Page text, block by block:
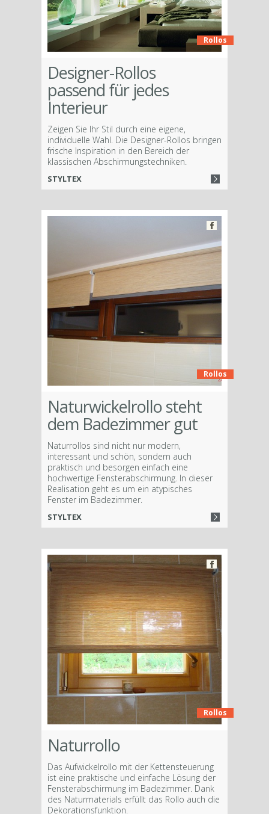
Rollos
Designer-Rollos
passend für jedes
Interieur
Zeigen Sie Ihr Stil durch eine eigene,
individuelle Wahl. Die Designer-Rollos bringen
frische Inspiration in den Bereich der
klassischen Abschirmungstechniken.
STYLTEX
Rollos
Naturwickelrollo steht
dem Badezimmer gut
Naturrollos sind nicht nur modern,
interessant und schön, sondern auch
praktisch und besorgen einfach eine
hochwertige Fensterabschirmung. In dieser
Realisation geht es um ein atypisches
Fenster im Badezimmer.
STYLTEX
Rollos
Naturrollo
Das Aufwickelrollo mit der Kettensteuerung
ist eine praktische und einfache Lösung der
Fensterabschirmung im Badezimmer. Dank
des Naturmaterials erfüllt das Rollo auch die
Dekorationsfunktion.